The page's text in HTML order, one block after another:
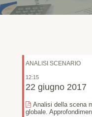
ANALISI SCENARIO
12:15
22 giugno 2017
Analisi della scena
globale.